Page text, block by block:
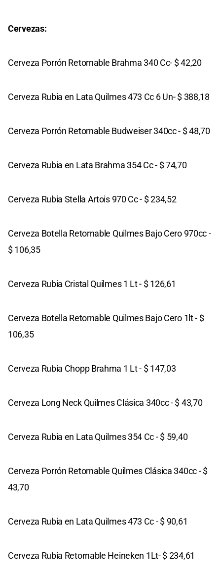
Cervezas:
Cerveza Porrón Retornable Brahma 340 Cc- $ 42,20
Cerveza Rubia en Lata Quilmes 473 Cc 6 Un- $ 388,18
Cerveza Porrón Retornable Budweiser 340cc - $ 48,70
Cerveza Rubia en Lata Brahma 354 Cc - $ 74,70
Cerveza Rubia Stella Artois 970 Cc - $ 234,52
Cerveza Botella Retornable Quilmes Bajo Cero 970cc -
$ 106,35
Cerveza Rubia Cristal Quilmes 1 Lt - $ 126,61
Cerveza Botella Retornable Quilmes Bajo Cero 1lt - $
106,35
Cerveza Rubia Chopp Brahma 1 Lt - $ 147,03
Cerveza Long Neck Quilmes Clásica 340cc - $ 43,70
Cerveza Rubia en Lata Quilmes 354 Cc - $ 59,40
Cerveza Porrón Retornable Quilmes Clásica 340cc - $
43,70
Cerveza Rubia en Lata Quilmes 473 Cc - $ 90,61
Cerveza Rubia Retornable Heineken 1Lt- $ 234,61